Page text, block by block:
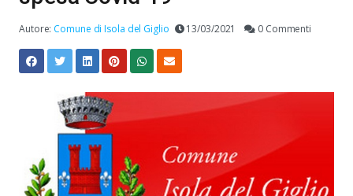
Autore: Comune di Isola del Giglio 13/03/2021 0 Commenti